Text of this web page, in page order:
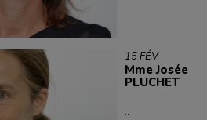
15 FÉV
Mme Josée
PLUCHET
..